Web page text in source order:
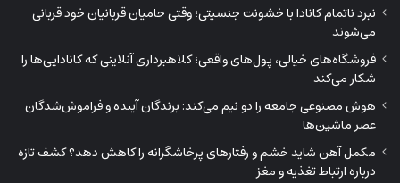
نبرد ناتمام کانادا با خشونت جنسیتی؛ وقتی حامیان قربانیان خود قربانی
می‌شوند
فروشگاه‌های خیالی، پول‌های واقعی؛ کلاهبرداری آنلاینی که کانادایی‌ها را
شکار می‌کند
هوش مصنوعی جامعه را دو نیم می‌کند: برندگان آینده و فراموش‌شدگان
عصر ماشین‌ها
مکمل آهن شاید خشم و رفتارهای پرخاشگرانه را کاهش دهد؟ کشف تازه
درباره ارتباط تغذیه و مغز